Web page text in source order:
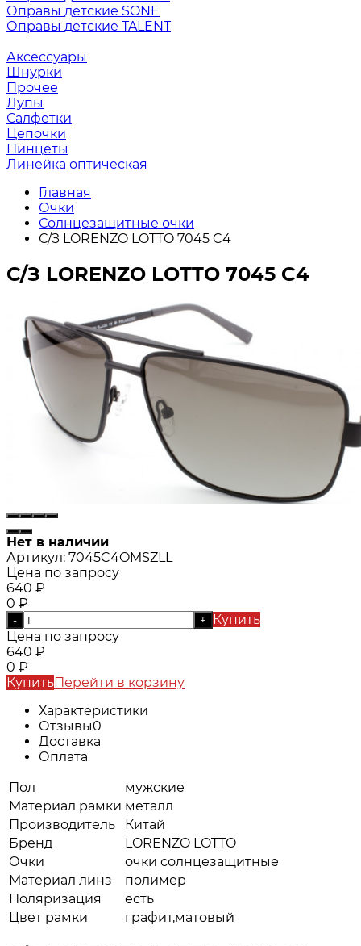
Оправы детские SONE
Оправы детские TALENT
Аксессуары
Шнурки
Прочее
Лупы
Салфетки
Цепочки
Пинцеты
Линейка оптическая
Главная
Очки
Солнцезащитные очки
С/З LORENZO LOTTO 7045 C4
С/З LORENZO LOTTO 7045 C4
Нет в наличии
Артикул: 7045C4OMSZLL
Цена по запросу
640 ₽
0 ₽
- +
Купить
Цена по запросу
640 ₽
0 ₽
КупитьПерейти в корзину
Характеристики
Отзывы0
Доставка
Оплата
Пол
мужские
Материал рамки металл
Производитель
Китай
Бренд
LORENZO LOTTO
Очки
очки солнцезащитные
Материал линз
полимер
Поляризация
есть
Цвет рамки
графит,матовый